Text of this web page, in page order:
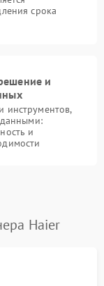
срока
и
инструментов,
данными:
и
Haier